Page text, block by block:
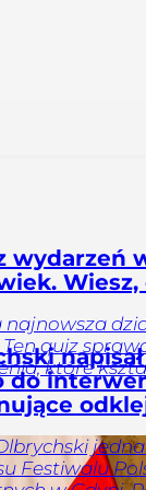
wydarzeń
quiz
które
do
Festiwalu